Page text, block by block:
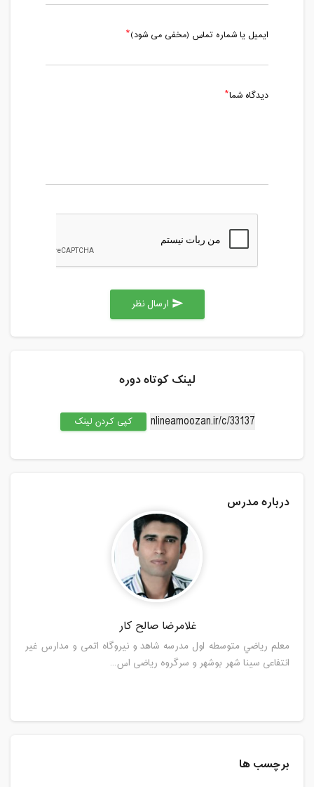
ایمیل یا شماره تماس (مخفی می شود)
دیدگاه شما
send
لینک کوتاه دوره
کپی کردن لینک
درباره مدرس
غلامرضا صالح کار
معلم رياضي متوسطه اول مدرسه شاهد و نیروگاه اتمی و مدارس غیر
انتفاعی سینا شهر بوشهر و سرگروه ریاضی اس...
برچسب ها